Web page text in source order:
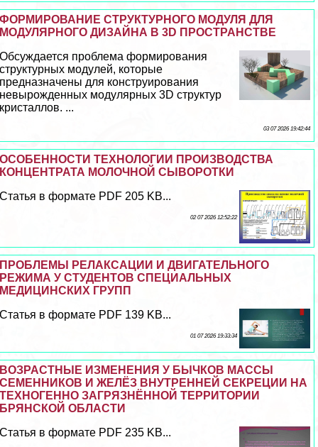
ФОРМИРОВАНИЕ СТРУКТУРНОГО МОДУЛЯ ДЛЯ
МОДУЛЯРНОГО ДИЗАЙНА В 3D ПРОСТРАНСТВЕ
Обсуждается проблема формирования
структурных модулей, которые
предназначены для конструирования
невырожденных модулярных 3D структур
кристаллов. ...
03 07 2026 19:42:44
ОСОБЕННОСТИ ТЕХНОЛОГИИ ПРОИЗВОДСТВА
КОНЦЕНТРАТА МОЛОЧНОЙ СЫВОРОТКИ
Статья в формате PDF 205 KB...
02 07 2026 12:52:22
ПРОБЛЕМЫ РЕЛАКСАЦИИ И ДВИГАТЕЛЬНОГО
РЕЖИМА У СТУДЕНТОВ СПЕЦИАЛЬНЫХ
МЕДИЦИНСКИХ ГРУПП
Статья в формате PDF 139 KB...
01 07 2026 19:33:34
ВОЗРАСТНЫЕ ИЗМЕНЕНИЯ У БЫЧКОВ МАССЫ
СЕМЕННИКОВ И ЖЕЛЁЗ ВНУТРЕННЕЙ СЕКРЕЦИИ НА
ТЕХНОГЕННО ЗАГРЯЗНЁННОЙ ТЕРРИТОРИИ
БРЯНСКОЙ ОБЛАСТИ
Статья в формате PDF 235 KB...